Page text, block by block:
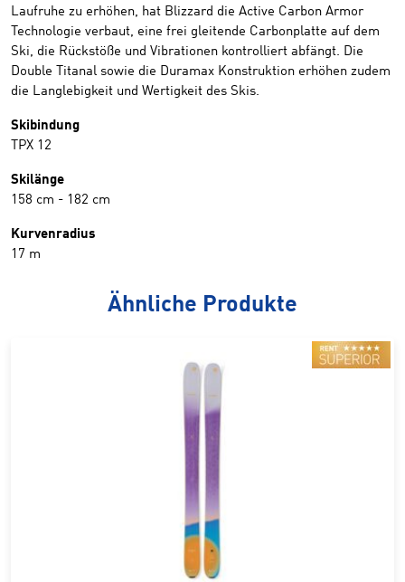
Laufruhe zu erhöhen, hat Blizzard die Active Carbon Armor
Technologie verbaut, eine frei gleitende Carbonplatte auf dem
Ski, die Rückstöße und Vibrationen kontrolliert abfängt. Die
Double Titanal sowie die Duramax Konstruktion erhöhen zudem
die Langlebigkeit und Wertigkeit des Skis.
Skibindung
TPX 12
Skilänge
158 cm - 182 cm
Kurvenradius
17 m
Ähnliche Produkte